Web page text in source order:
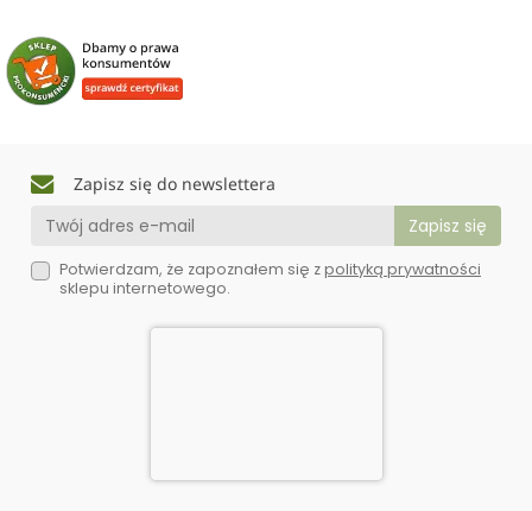
Zapisz się do newslettera
Potwierdzam, że zapoznałem się zpolityką prywatności
sklepu internetowego.